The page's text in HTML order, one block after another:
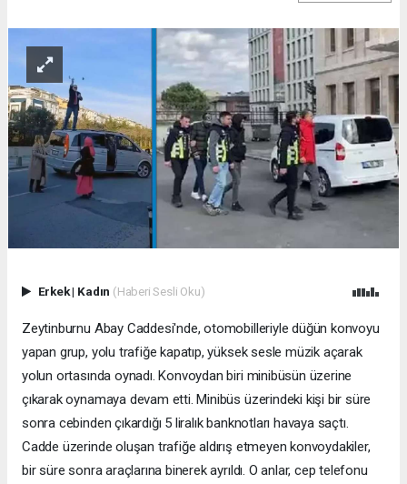
Erkek| Kadın (Haberi Sesli Oku)
Zeytinburnu Abay Caddesi'nde, otomobilleriyle düğün konvoyu
yapan grup, yolu trafiğe kapatıp, yüksek sesle müzik açarak
yolun ortasında oynadı. Konvoydan biri minibüsün üzerine
çıkarak oynamaya devam etti. Minibüs üzerindeki kişi bir süre
sonra cebinden çıkardığı 5 liralık banknotları havaya saçtı.
Cadde üzerinde oluşan trafiğe aldırış etmeyen konvoydakiler,
bir süre sonra araçlarına binerek ayrıldı. O anlar, cep telefonu